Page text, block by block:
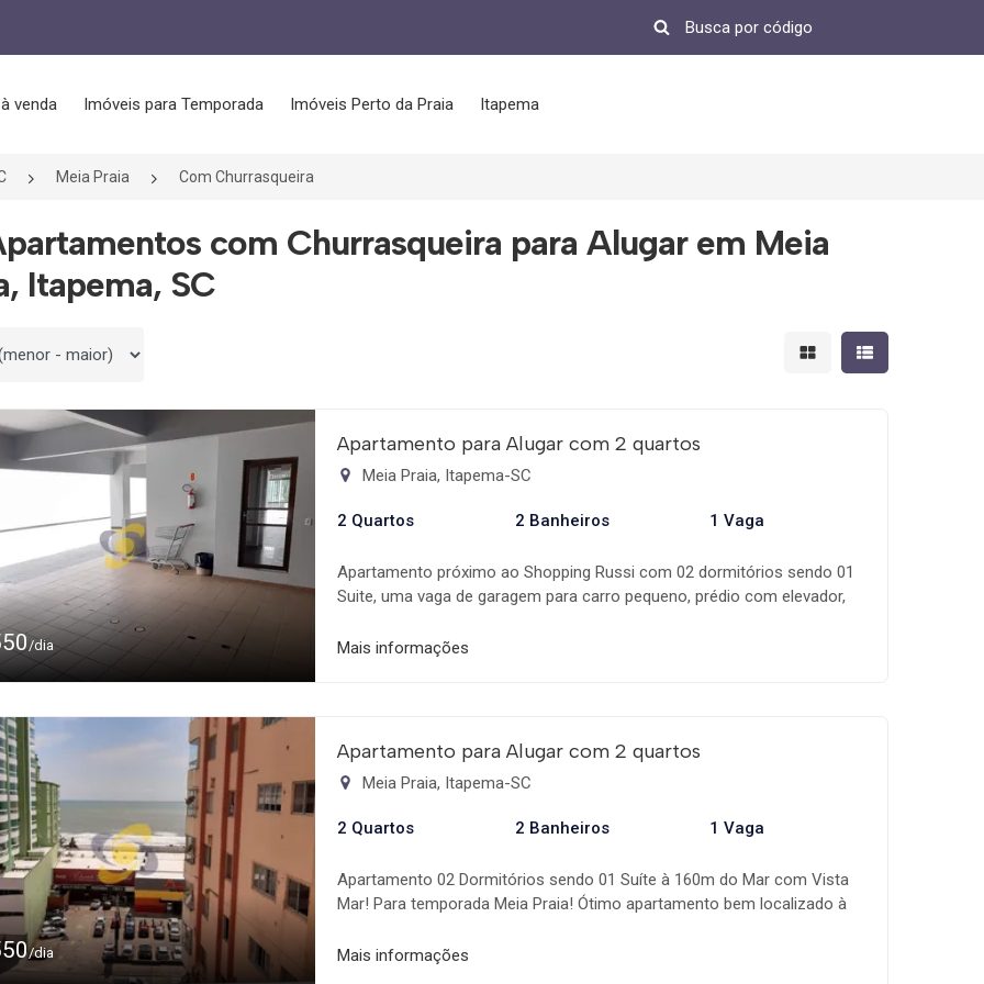
venda Imóveis para Temporada Imóveis Perto da Praia Itapema
Meia Praia Com Churrasqueira
com Churrasqueira para Alugar em Meia
Itapema, SC
Mostrar resultados em
Mostrar
/dia
Apartamento para Alugar com 2 quartos
Meia Praia, Itapema-SC
2 Quartos 2 Banheiros 1 Vaga
Apartamento próximo ao Shopping Russi com 02 dormitórios sendo 01
Suite, uma vaga de garagem para carro pequeno, prédio com elevador,
suite no segundo quarto com ventilador e Sacada com churrasqueira
Mais informações
/dia
Apartamento para Alugar com 2 quartos
Meia Praia, Itapema-SC
2 Quartos 2 Banheiros 1 Vaga
Apartamento 02 Dormitórios sendo 01 Suíte à 160m do Mar com Vista
Mar! Para temporada Meia Praia! Ótimo apartamento bem localizado à
Supermercado, Praia e Comércio Local.  02 Dormitórios, sendo 01 suíte |
Mais informações